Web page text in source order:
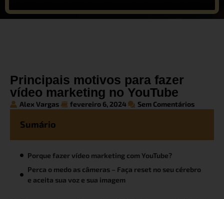
Principais motivos para fazer
vídeo marketing no YouTube
Alex Vargas fevereiro 6, 2024 Sem Comentários
Sumário
Porque fazer vídeo marketing com YouTube?
Perca o medo as câmeras – Faça reset no seu cérebro
e aceita sua voz e sua imagem